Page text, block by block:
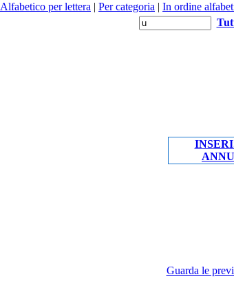
Alfabetico per lettera | Per categoria | In ordine
Guarda le